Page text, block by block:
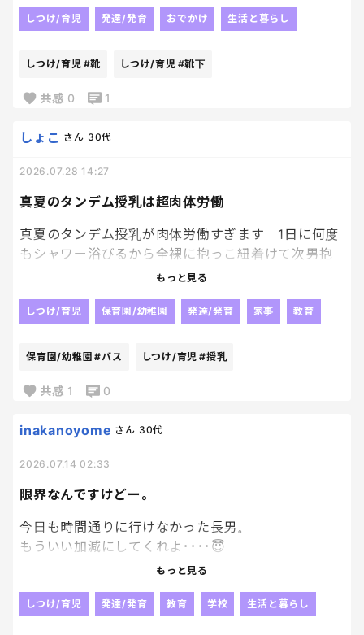
気づきにくいんだけど、
かかとの位置が
末子お気に入りの靴下だったから
考えもせず
足のサイズも大きくなってるに
決まってるーーーー笑
たっぷり汚せ！！笑
しつけ/育児 発達/発育 おでかけ 生活と暮らし
しつけ/育児 #靴 しつけ/育児 #靴下
共感 0 1
真夏のタンデム授乳は超肉体労働
しょこ さん 30代
2026.07.28 14:27
真夏のタンデム授乳が肉体労働すぎます 1日に何度
もシャワー浴びるから全裸に抱っこ紐着けて次男抱
いてその上からバスローブ一枚羽織って 次男は飲み
手を突っ込んで乳頭を突いて催促 同時に長男は乳
いをプルプル 優しいねーと思いながらも次男のヨ
度は長男が鷲掴みしてプルンプルンさせて遊びま
なってぶっ倒れてます 喝を下さい！
もっと見る
しつけ/育児 保育園/幼稚園 発達/発育 家事 教育
保育園/幼稚園 #バス しつけ/育児 #授乳
共感 1 0
限界なんですけどー。
inakanoyome さん 30代
2026.07.14 02:33
今日も時間通りに行けなかった長男。
もういい加減にしてくれよ････😇
時間には間に合ってるのに、
集団登校が嫌なら嫌で良いって
もっと見る
しつけ/育児 発達/発育 教育 学校 生活と暮らし